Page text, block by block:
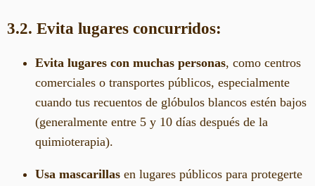
3.2. Evita lugares concurridos:
Evita lugares con muchas personas, como centros
comerciales o transportes públicos, especialmente
cuando tus recuentos de glóbulos blancos estén bajos
(generalmente entre 5 y 10 días después de la
quimioterapia).
Usa mascarillas en lugares públicos para protegerte